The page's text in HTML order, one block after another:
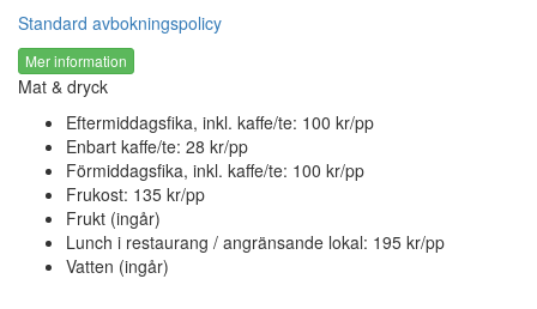
Standard avbokningspolicy
Mer information
Mat & dryck
Eftermiddagsfika, inkl. kaffe/te: 100 kr/pp
Enbart kaffe/te: 28 kr/pp
Förmiddagsfika, inkl. kaffe/te: 100 kr/pp
Frukost: 135 kr/pp
Frukt (ingår)
Lunch i restaurang / angränsande lokal: 195 kr/pp
Vatten (ingår)